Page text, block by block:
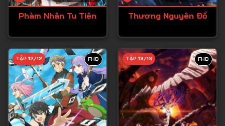
Phàm Nhân Tu Tiên Thương Nguyên Đồ
FHD
TẬP 12/12 FHD
TẬP 13/13